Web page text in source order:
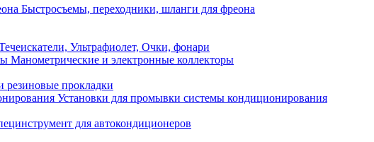
Быстросъемы, переходники, шланги для фреона
Ультрафиолет, Очки, фонари
Манометрические и электронные коллекторы
резиновые прокладки
Установки для промывки системы кондиционирования
для автокондиционеров